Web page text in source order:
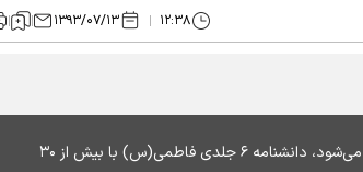
۱۲:۳۸ ۱۳۹۳/۰۷/۱۳
همزمان با فرا رسیدن عید قربان و آغاز دهه امامت و ولایت که به عید غدیر ختم می‌شود، دانشنامه ۶ جلدی فاطمی(س) با بیش از ۳۰